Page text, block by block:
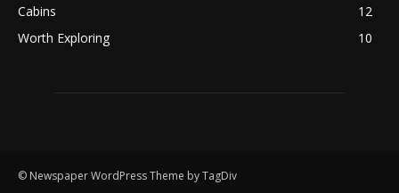
Cabins
12
Worth Exploring
10
© Newspaper WordPress Theme by TagDiv